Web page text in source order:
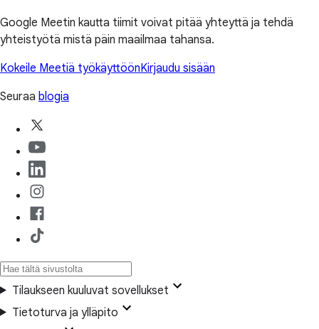
Google Meetin kautta tiimit voivat pitää yhteyttä ja tehdä
yhteistyötä mistä päin maailmaa tahansa.
Kokeile Meetiä työkäyttöönKirjaudu sisään
Seuraa blogia
Tilaukseen kuuluvat sovellukset
Tietoturva ja ylläpito